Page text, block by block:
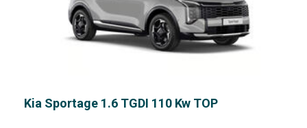
Kia Sportage 1.6 TGDI 110 Kw TOP